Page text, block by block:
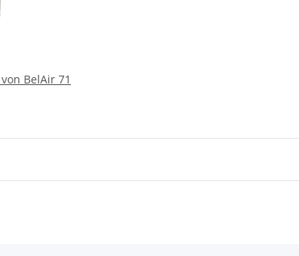
BelAir 71